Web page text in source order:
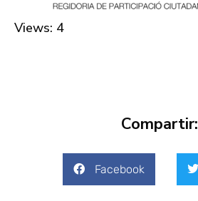
Views: 4
Compartir:
Facebook